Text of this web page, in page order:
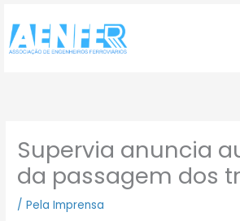
para
conteúdo
Supervia anuncia
da passagem dos
/Pela Imprensa